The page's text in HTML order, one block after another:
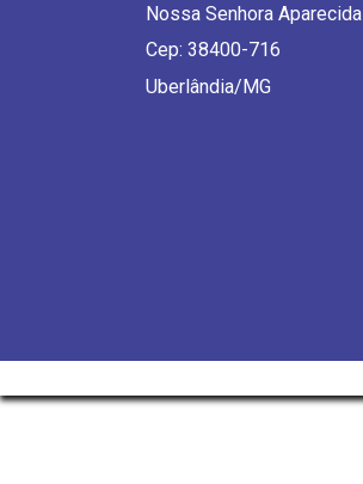
Nossa Senhora Aparecida
Cep: 38400-716
Uberlândia/MG